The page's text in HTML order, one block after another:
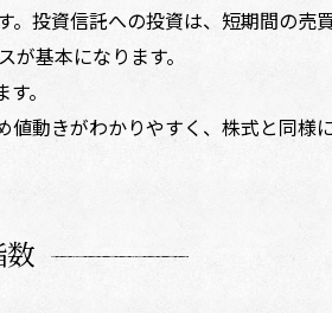
投資信託への投資は、短期間の売
基本になります。
。
動きがわかりやすく、株式と同様